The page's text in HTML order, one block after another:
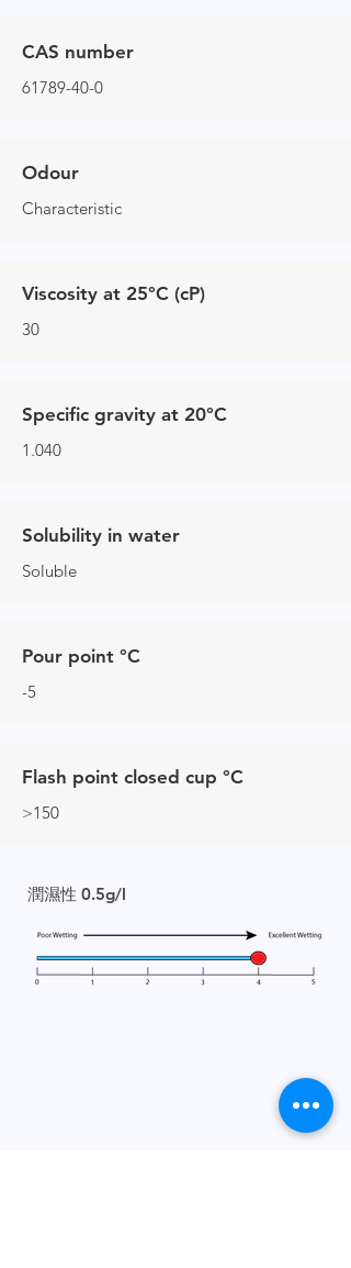
CAS number
61789-40-0
Odour
Characteristic
Viscosity at 25°C (cP)
30
Specific gravity at 20°C
1.040
Solubility in water
Soluble
Pour point °C
-5
Flash point closed cup °C
>150
潤濕性 0.5g/l